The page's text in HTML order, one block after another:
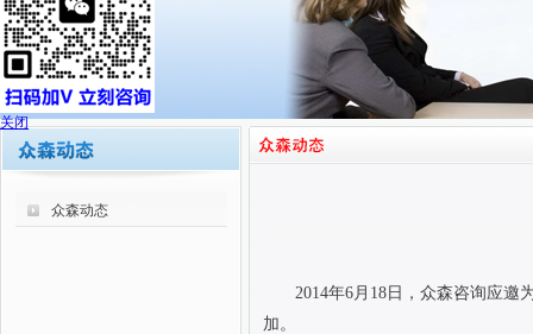
众森动态
2014年6月 18日，众森咨询应邀
加。
关闭